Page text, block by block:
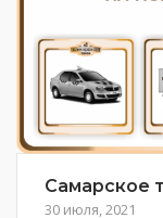
Самарское
30 июля, 2021